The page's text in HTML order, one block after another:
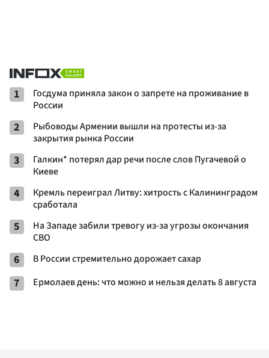
1
Госдума приняла закон о запрете на проживание в
России
2
Рыбоводы Армении вышли на протесты из-за
закрытия рынка России
3
Галкин* потерял дар речи после слов Пугачевой о
Киеве
4
Кремль переиграл Литву: хитрость с Калининградом
сработала
5
На Западе забили тревогу из-за угрозы окончания
СВО
6 В России стремительно дорожает сахар
7 Ермолаев день: что можно и нельзя делать 8 августа